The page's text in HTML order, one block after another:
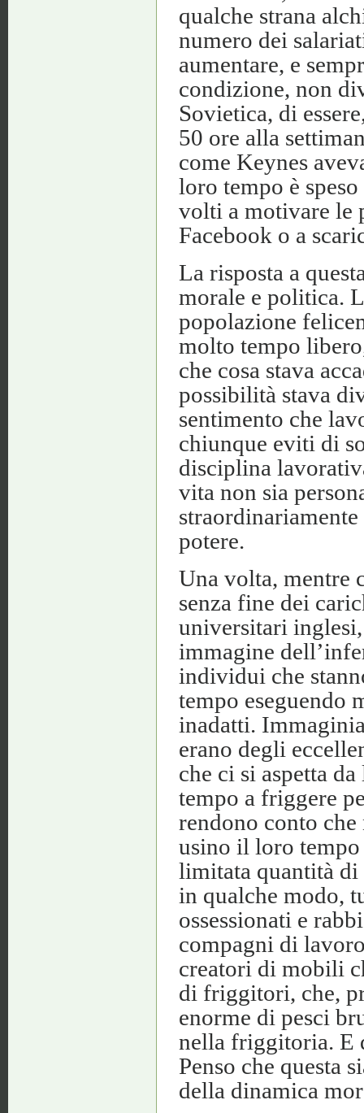
qualche strana
numero dei
aumentare, e
condizione, non
Sovietica, di
50 ore alla
come Keynes
loro tempo è
volti a motivare le
Facebook o a
La risposta a
morale e politica.
popolazione
molto tempo
che cosa stava
possibilità stava
sentimento che
chiunque eviti di
disciplina
vita non sia
potere.
Una volta, mentre
senza fine dei
universitari
immagine
individui che
tempo eseguendo
inadatti.
erano degli
che ci si aspetta
tempo a friggere
rendono conto che
usino il loro tempo
limitata quantità di
in qualche modo,
ossessionati e
compagni di
creatori di mobili
di friggitori, che,
enorme di pesci
nella friggitoria. E
Penso che questa
della dinamica